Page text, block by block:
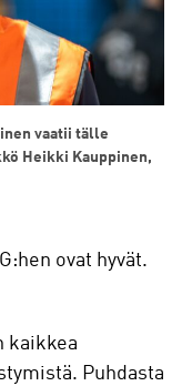
vaatii tälle
Heikki Kauppinen,
ovat hyvät.
kaikkea
Puhdasta